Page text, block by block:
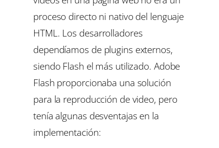
proceso directo ni nativo del lenguaje
HTML. Los desarrolladores
dependíamos de plugins externos,
siendo Flash el más utilizado. Adobe
Flash proporcionaba una solución
para la reproducción de video, pero
tenía algunas desventajas en la
implementación: